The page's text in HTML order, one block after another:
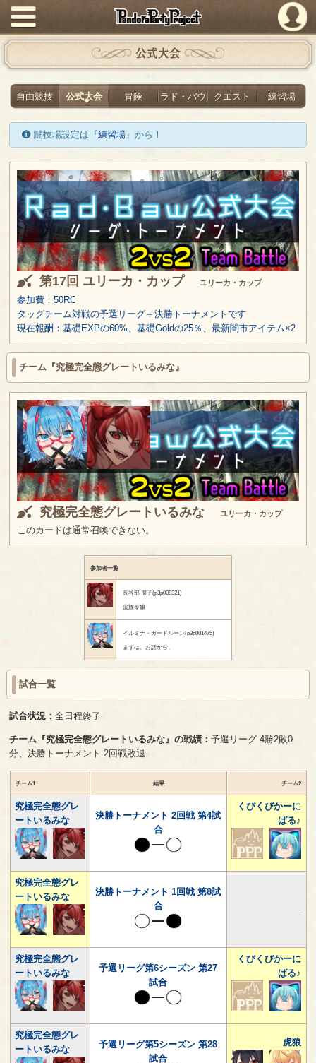
PandoraPartyProject
公式大会
自由競技 公式大会 冒険 ラド・バウ クエスト 練習場
闘技場設定は『練習場』から！
第17回 ユリーカ・カップ ユリーカ・カップ
参加費：50RC
タッグチーム対戦の予選リーグ＋決勝トーナメントです
現在報酬：基礎EXPの60%、基礎Goldの25％、最新闇市アイテム×2
チーム『究極完全態グレートいるみな』
究極完全態グレートいるみな ユリーカ・カップ
このカードは通常召喚できない。
参加者一覧
長谷部 朋子(p3p008321)
蛮族令嬢
イルミナ・ガードルーン(p3p001475)
まずは、お話から。
試合一覧
試合状況：全日程終了
チーム『究極完全態グレートいるみな』の戦績：予選リーグ 4勝2敗0
分、決勝トーナメント 2回戦敗退
チーム1 結果 チーム2
究極完全態グレ
ートいるみな
決勝トーナメント 2回戦 第4試
合
くびくびかーに
ばる♪
究極完全態グレ
ートいるみな
決勝トーナメント 1回戦 第8試
合
-
究極完全態グレ
ートいるみな
予選リーグ第6シーズン 第27
試合
くびくびかーに
ばる♪
究極完全態グレ
ートいるみな
予選リーグ第5シーズン 第28
試合
虎狼